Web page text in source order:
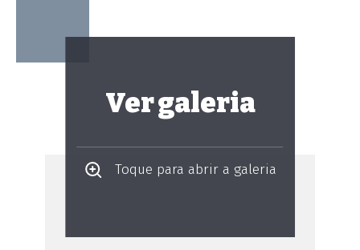
Ver galeria
Toque para abrir a galeria